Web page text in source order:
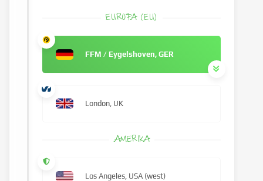
EUROPA (EU)
FFM / Eygelshoven, GER
London, UK
AMERIKA
Los Angeles, USA (west)